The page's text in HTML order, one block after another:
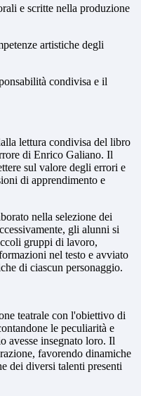
e scritte nella produzione
artistiche degli
condivisa e il
lettura condivisa del libro
di Enrico Galiano. Il
sul valore degli errori e
di apprendimento e
nella selezione dei
gli alunni si
gruppi di lavoro,
nel testo e avviato
di ciascun personaggio.
teatrale con l'obiettivo di
le peculiarità e
avesse insegnato loro. Il
favorendo dinamiche
dei diversi talenti presenti